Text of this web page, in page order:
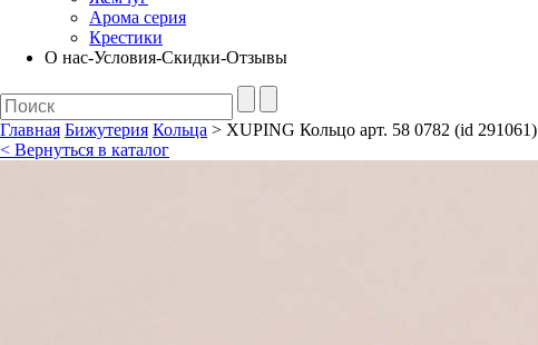
Арома серия
Крестики
О нас-Условия-Скидки-Отзывы
Главная Бижутерия Кольца > XUPING Кольцо арт. 58 0782 (id 291061)
< Вернуться в каталог